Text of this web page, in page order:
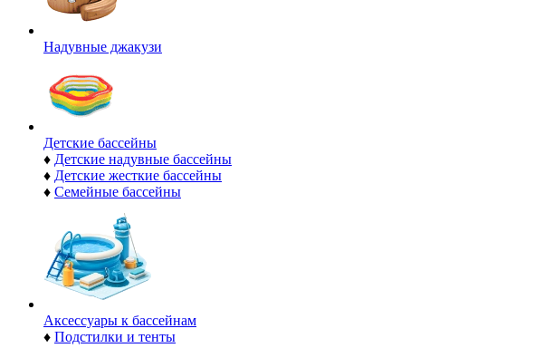
Надувные джакузи
Детские бассейны
♦ Детские надувные бассейны
♦ Детские жесткие бассейны
♦ Семейные бассейны
Аксессуары к бассейнам
♦ Подстилки и тенты